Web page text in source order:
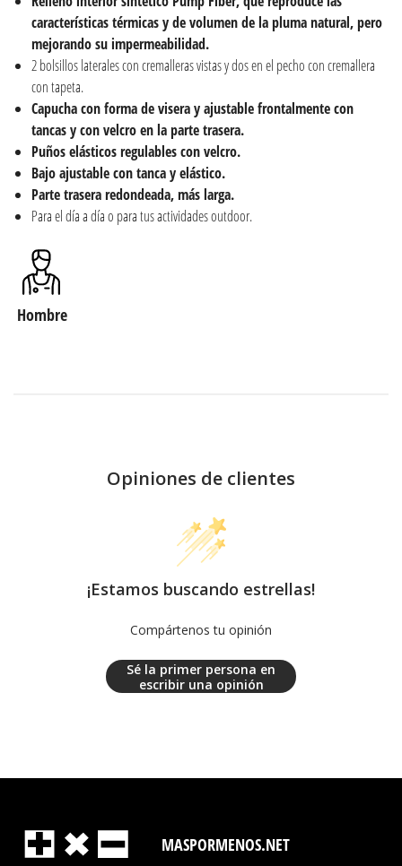
características térmicas y de volumen de la pluma natural, pero
mejorando su impermeabilidad.
2 bolsillos laterales con cremalleras vistas y dos en el pecho con cremallera
con tapeta.
Capucha con forma de visera y ajustable frontalmente con
tancas y con velcro en la parte trasera.
Puños elásticos regulables con velcro.
Bajo ajustable con tanca y elástico.
Parte trasera redondeada, más larga.
Para el día a día o para tus actividades outdoor.
Hombre
Opiniones de clientes
¡Estamos buscando estrellas!
Compártenos tu opinión
Sé la primer persona en
escribir una opinión
MASPORMENOS.NET